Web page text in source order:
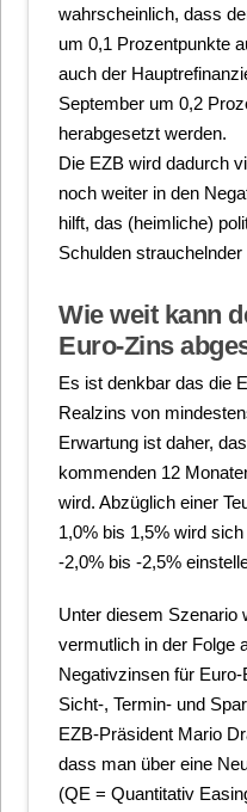
wahrscheinlich, dass
um 0,1 Prozentpunkte
auch der
September um 0,2
herabgesetzt werden.
Die EZB wird dadurch
noch weiter in den
hilft, das (heimliche)
Schulden
Wie weit kann
Euro-Zins
Es ist denkbar das die
Realzins von
Erwartung ist daher,
kommenden 12
wird. Abzüglich einer
1,0% bis 1,5% wird
-2,0% bis -2,5%
Unter diesem Szenario
vermutlich in der Folge
Negativzinsen für
Sicht-, Termin- und
EZB-Präsident Mario
dass man über eine
(QE = Quantitativ